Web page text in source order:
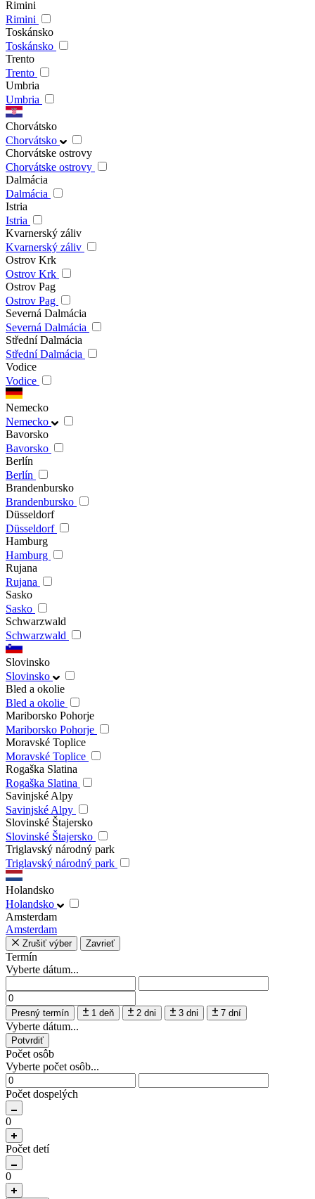
Rimini
Rimini
Toskánsko
Toskánsko
Trento
Trento
Umbria
Umbria
Chorvátsko
Chorvátsko
Chorvátske ostrovy
Chorvátske ostrovy
Dalmácia
Dalmácia
Istria
Istria
Kvarnerský záliv
Kvarnerský záliv
Ostrov Krk
Ostrov Krk
Ostrov Pag
Ostrov Pag
Severná Dalmácia
Severná Dalmácia
Střední Dalmácia
Střední Dalmácia
Vodice
Vodice
Nemecko
Nemecko
Bavorsko
Bavorsko
Berlín
Berlín
Brandenbursko
Brandenbursko
Düsseldorf
Düsseldorf
Hamburg
Hamburg
Rujana
Rujana
Sasko
Sasko
Schwarzwald
Schwarzwald
Slovinsko
Slovinsko
Bled a okolie
Bled a okolie
Mariborsko Pohorje
Mariborsko Pohorje
Moravské Toplice
Moravské Toplice
Rogaška Slatina
Rogaška Slatina
Savinjské Alpy
Savinjské Alpy
Slovinské Štajersko
Slovinské Štajersko
Triglavský národný park
Triglavský národný park
Holandsko
Holandsko
Amsterdam
Amsterdam
Zrušiť výber Zavrieť
Termín
Vyberte dátum...
Presný termín 1 deň 2 dni 3 dni 7 dní
Vyberte dátum...
Potvrdiť
Počet osôb
Vyberte počet osôb...
Počet dospelých
0
Počet detí
0